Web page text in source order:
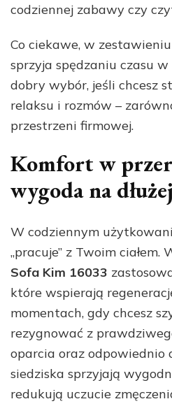
codziennej zabawy czy
Co ciekawe, w
sprzyja spędzaniu czasu
dobry wybór, jeśli chcesz
relaksu i rozmów –
przestrzeni firmowej.
Komfort w
wygoda na dłużej
W codziennym
„pracuje” z Twoim ciałem.
Sofa Kim 16033
które wspierają
momentach, gdy chcesz
rezygnować z
oparcia oraz odpowiednio
siedziska sprzyjają
redukują uczucie